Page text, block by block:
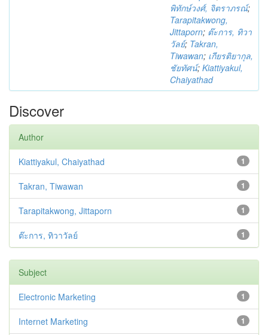
พิทักษ์วงศ์, จิตราภรณ์;
Tarapitakwong,
Jittaporn; ต๊ะการ, ทิวา
วัลย์; Takran,
Tiwawan; เกียรติยากุล,
ชัยทัศน์; Kiattiyakul,
Chaiyathad
Discover
Author
1
Kiattiyakul, Chaiyathad
1
Takran, Tiwawan
1
Tarapitakwong, Jittaporn
1
ต๊ะการ, ทิวาวัลย์
Subject
1
Electronic Marketing
1
Internet Marketing